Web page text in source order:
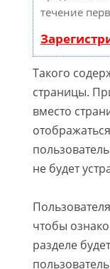
течение
Такого
страницы.
вместо
не будет
чтобы
разделе